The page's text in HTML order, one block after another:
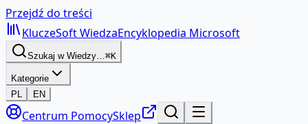
Przejdź do treści
KluczeSoftWiedzaEncyklopedia Microsoft
Szukaj w Wiedzy…⌘K
Kategorie
PL
EN
Centrum PomocySklep